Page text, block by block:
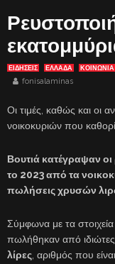
ΕΙΔΗΣΕΙΣ ΕΛΛΑΔΑ ΚΟΙΝΩΝΙΑ
fonisalaminas
Οι τιμές, καθώς και οι
νοικοκυριών που
Βουτιά κατέγραψαν
το 2023 από τα
πωλήσεις χρυσών
Σύμφωνα με τα
πωλήθηκαν από
λίρες, αριθμός που είναι